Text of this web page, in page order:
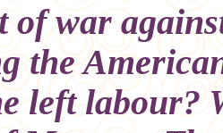
of war
the
left labour?